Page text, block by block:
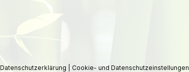
Datenschutzerklärung Cookie- und Datenschutzeinstellungen